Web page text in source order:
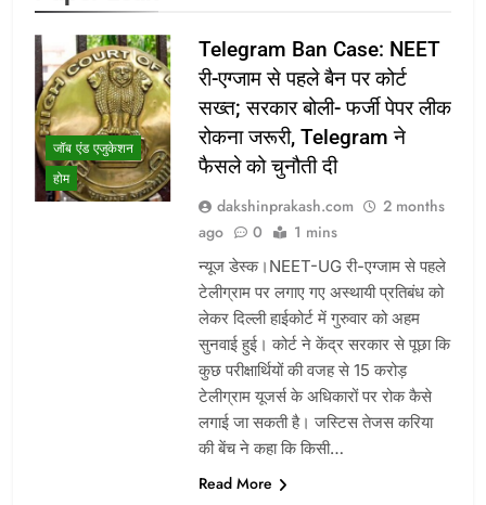
जॉब एंड एजुकेशन
होम
Telegram Ban Case: NEET
री-एग्जाम से पहले बैन पर कोर्ट
सख्त; सरकार बोली- फर्जी पेपर लीक
रोकना जरूरी, Telegram ने
फैसले को चुनौती दी
dakshinprakash.com
2 months
ago
0 1 mins
न्यूज डेस्क।NEET-UG री-एग्जाम से पहले
टेलीग्राम पर लगाए गए अस्थायी प्रतिबंध को
लेकर दिल्ली हाईकोर्ट में गुरुवार को अहम
सुनवाई हुई। कोर्ट ने केंद्र सरकार से पूछा कि
कुछ परीक्षार्थियों की वजह से 15 करोड़
टेलीग्राम यूजर्स के अधिकारों पर रोक कैसे
लगाई जा सकती है। जस्टिस तेजस करिया
की बेंच ने कहा कि किसी…
Read More